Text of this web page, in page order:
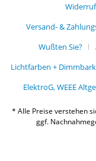
Versand- &
Wußten Sie?
Lichtfarben +
ElektroG, WEEE
* Alle Preise verstehen
ggf.